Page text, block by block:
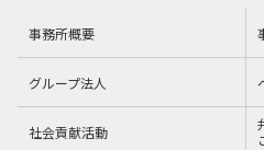
事務所概要
グループ法人
社会貢献活動